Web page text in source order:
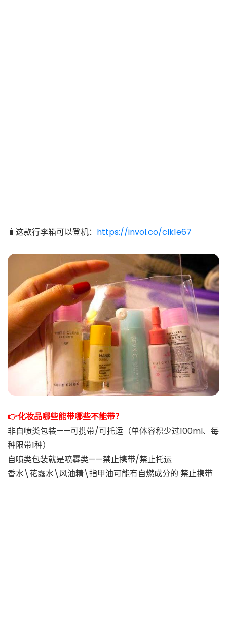
🧳这款行李箱可以登机： https://invol.co/clk1e67
👉化妆品哪些能带哪些不能带？
非自喷类包装——可携带/可托运（单体容积少过100ml、每
种限带1种）
自喷类包装就是喷雾类——禁止携带/禁止托运
香水\花露水\风油精\指甲油可能有自燃成分的 禁止携带